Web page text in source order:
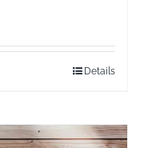
Details